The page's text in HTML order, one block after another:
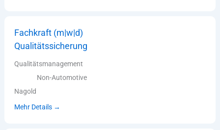
Fachkraft (m|w|d)
Qualitätssicherung
Qualitätsmanagement
Non-Automotive
Nagold
Mehr Details